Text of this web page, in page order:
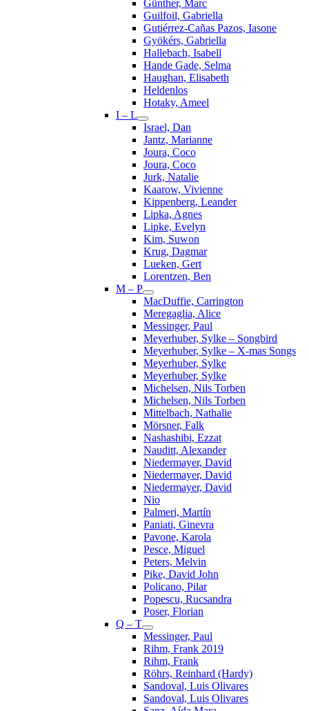
Günther, Marc
Guilfoil, Gabriella
Gutiérrez-Cañas Pazos, Iasone
Gyökérs, Gabriella
Hallebach, Isabell
Hande Gade, Selma
Haughan, Elisabeth
Heldenlos
Hotaky, Ameel
I – L
Israel, Dan
Jantz, Marianne
Joura, Coco
Joura, Coco
Jurk, Natalie
Kaarow, Vivienne
Kippenberg, Leander
Lipka, Agnes
Lipke, Evelyn
Kim, Suwon
Krug, Dagmar
Lueken, Gert
Lorentzen, Ben
M – P
MacDuffie, Carrington
Meregaglia, Alice
Messinger, Paul
Meyerhuber, Sylke – Songbird
Meyerhuber, Sylke – X-mas Songs
Meyerhuber, Sylke
Meyerhuber, Sylke
Michelsen, Nils Torben
Michelsen, Nils Torben
Mittelbach, Nathalie
Mörsner, Falk
Nashashibi, Ezzat
Nauditt, Alexander
Niedermayer, David
Niedermayer, David
Niedermayer, David
Nio
Palmeri, Martín
Paniati, Ginevra
Pavone, Karola
Pesce, Miguel
Peters, Melvin
Pike, David John
Policano, Pilar
Popescu, Rucsandra
Poser, Florian
Q – T
Messinger, Paul
Rihm, Frank 2019
Rihm, Frank
Röhrs, Reinhard (Hardy)
Sandoval, Luis Olivares
Sandoval, Luis Olivares